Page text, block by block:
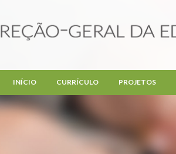
INÍCIO CURRÍCULO PROJETOS